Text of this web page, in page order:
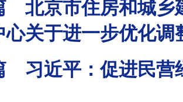
北京市住房和城乡
心关于进一步优化
习近平：促进民营